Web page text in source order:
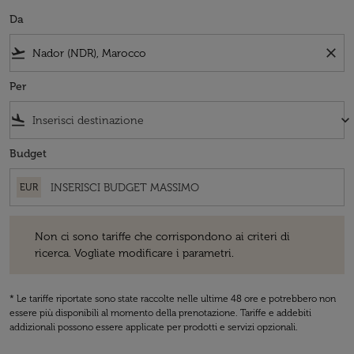
Da
flight_takeoff close
Per
flight_land keyboard_arrow_down
Budget
EUR
Non ci sono tariffe che corrispondono ai criteri di
ricerca. Vogliate modificare i parametri.
* Le tariffe riportate sono state raccolte nelle ultime 48 ore e potrebbero non
essere più disponibili al momento della prenotazione. Tariffe e addebiti
addizionali possono essere applicate per prodotti e servizi opzionali.